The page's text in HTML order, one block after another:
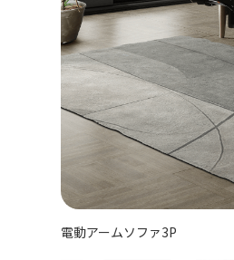
電動アームソファ3P